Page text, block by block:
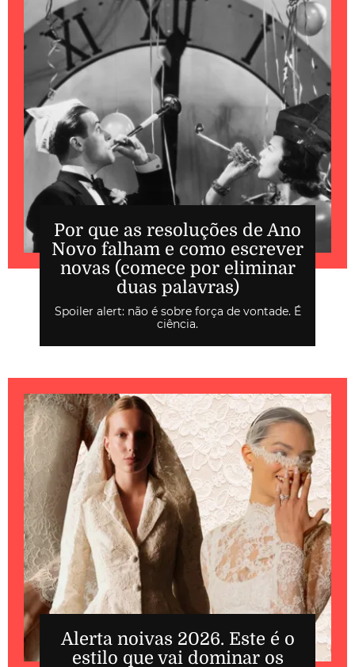
Por que as resoluções de Ano
Novo falham e como escrever
novas (comece por eliminar
duas palavras)
Spoiler alert: não é sobre força de vontade. É
ciência.
Alerta noivas 2026. Este é o
estilo que vai dominar os